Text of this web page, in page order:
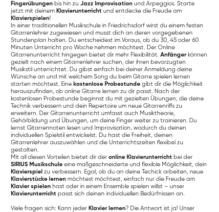
Fingerübungen bis hin zuJazz Improvisation und Arpeggios. Starte
jetzt mit deinem Klavierunterricht und entdecke die Freude am
Klavierspielen!
In einer traditionellen Musikschule in Friedrichsdorf wirst du einem festen
Gitarrenlehrer zugewiesen und musst dich an deren vorgegebenen
Stundenplan halten. Du entscheidest im Voraus, ob du 30, 45 oder 60
Minuten Unterricht pro Woche nehmen möchtest. Der Online
Gitarrenunterricht hingegen bietet dir mehr Flexibilität.Anfänger können
gezielt nach einem Gitarrenlehrer suchen, der ihren bevorzugten
Musikstil unterrichtet. Du gibst einfach bei deiner Anmeldung deine
Wünsche an und mit welchem Song du beim Gitarre spielen lernen
starten möchtest. Eine kostenlose Probestunde gibt dir die Möglichkeit
herauszufinden, ob online Gitarre lernen zu dir passt. Nach der
kostenlosen Probestunde beginnst du mit gezielten Übungen, die deine
Technik verbessern und dein Repertoire um neue Gitarrenriffs zu
erweitern. Der Gitarrenunterricht umfasst auch Musiktheorie,
Gehörbildung und Übungen, um deine Finger weiter zu trainieren. Du
lernst Gitarrennoten lesen und Improvisation, wodurch du deinen
individuellen Spielstil entwickelst. Du hast die Freiheit, deinen
Gitarrenlehrer auszuwählen und die Unterrichtszeiten flexibel zu
gestalten.
Mit all diesen Vorteilen bietet dir deronline Klavierunterricht bei der
SIRIUS Musikschule eine maßgeschneiderte und flexible Möglichkeit, dein
Klavierspiel zu verbessern. Egal, ob du an deine Techick arbeiten, neue
Klavierstücke lernen möchtest möchtest, einfach nur die Freude am
Klavier spielen hast oder in einem Ensemble spielen willst – unser
Klavierunterricht passt sich deinen individuellen Bedürfnissen an.
Viele fragen sich: Kann jeder Klavier lernen? Die Antwort ist ja! Unser